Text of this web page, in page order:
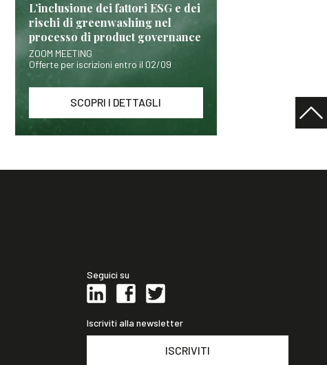
L’inclusione dei fattori ESG e dei
rischi di greenwashing nel
processo di product governance
ZOOM MEETING
Offerte per iscrizioni entro il 02/09
SCOPRI I DETTAGLI
Seguici su
Iscriviti alla newsletter
ISCRIVITI